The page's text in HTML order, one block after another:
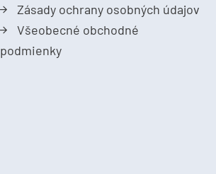
Zásady ochrany osobných údajov
Všeobecné obchodné
podmienky